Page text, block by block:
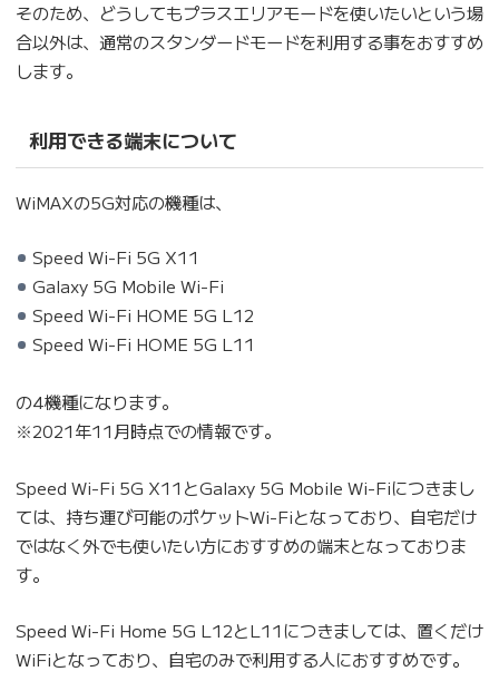
そのため、どうしてもプラスエリアモードを使いたいという場
合以外は、通常のスタンダードモードを利用する事をおすすめ
します。
利用できる端末について
WiMAXの5G対応の機種は、
Speed Wi-Fi 5G X11
Galaxy 5G Mobile Wi-Fi
Speed Wi-Fi HOME 5G L12
Speed Wi-Fi HOME 5G L11
の4機種になります。
※2021年11月時点での情報です。
Speed Wi-Fi 5G X11とGalaxy 5G Mobile Wi-Fiにつきまし
ては、持ち運び可能のポケットWi-Fiとなっており、自宅だけ
ではなく外でも使いたい方におすすめの端末となっておりま
す。
Speed Wi-Fi Home 5G L12とL11につきましては、置くだけ
WiFiとなっており、自宅のみで利用する人におすすめです。